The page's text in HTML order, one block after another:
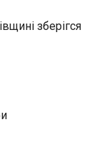
зберігся